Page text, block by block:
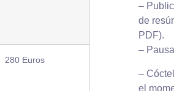
280 Euros
–
de
PDF).
–
–
el